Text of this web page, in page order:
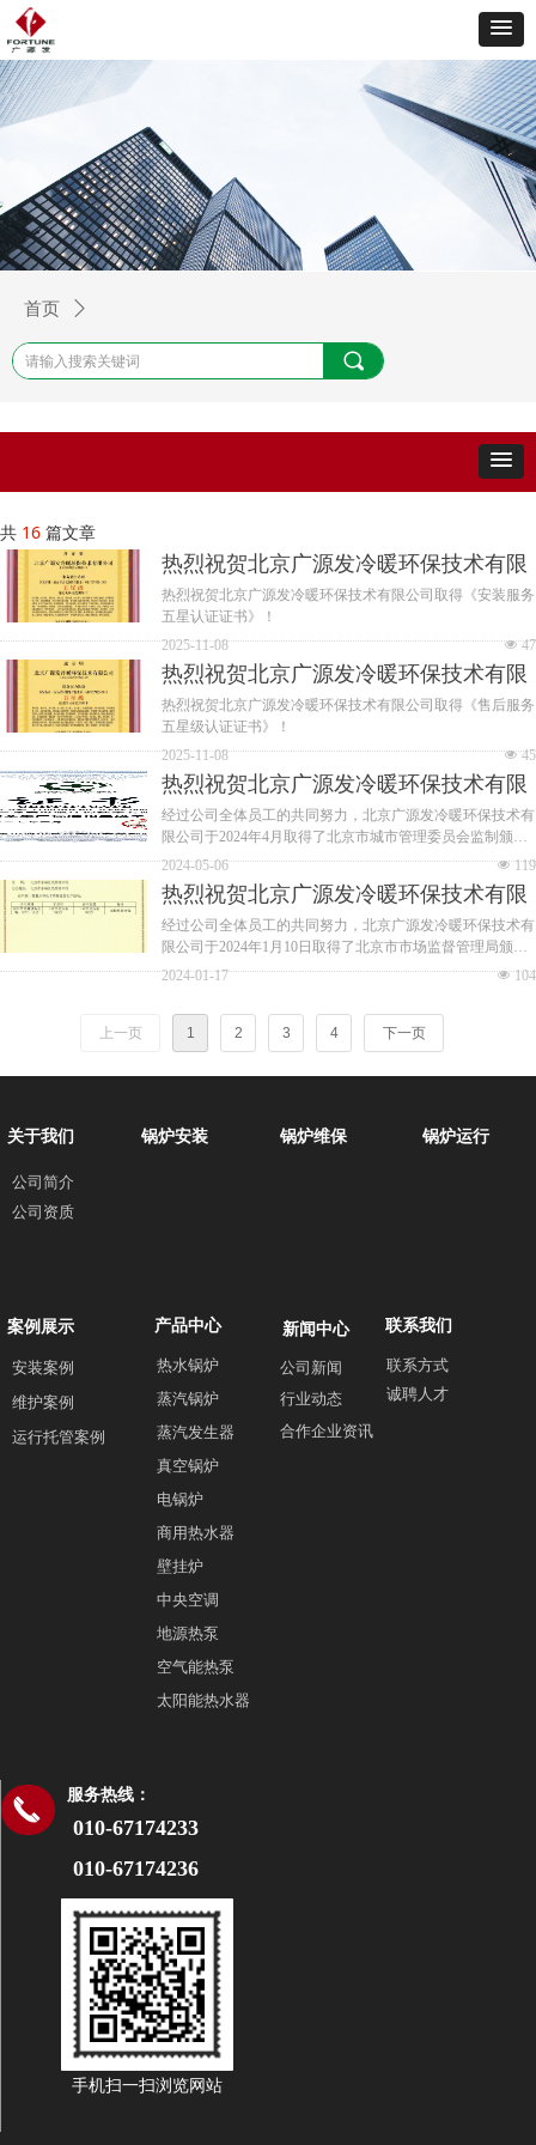
首页 ꄲ
끠
共 16 篇文章
热烈祝贺北京广源发冷暖环保技术有限
公司取得《安装服务五星认证证书》！
热烈祝贺北京广源发冷暖环保技术有限公司取得《安装服务
五星认证证书》！
넶 47
2025-11-08
热烈祝贺北京广源发冷暖环保技术有限
公司取得《售后服务五星级认证证
书》！
热烈祝贺北京广源发冷暖环保技术有限公司取得《售后服务
五星级认证证书》！
넶 45
2025-11-08
热烈祝贺北京广源发冷暖环保技术有限
公司取得《安全生产标准化二级单位》
证书！
经过公司全体员工的共同努力，北京广源发冷暖环保技术有
限公司于2024年4月取得了北京市城市管理委员会监制颁发
的《安全生产标准化二级单位》证书。
넶 119
2024-05-06
热烈祝贺北京广源发冷暖环保技术有限
公司取得《工业管道安装（GC2）级》
资质！
经过公司全体员工的共同努力，北京广源发冷暖环保技术有
限公司于2024年1月10日取得了北京市市场监督管理局颁发
的《工业管道安装（GC2）级》资质。
넶 104
2024-01-17
上一页 1 2 3 4 下一页
联系方式
诚聘人才
联系我们
公司新闻
行业动态
合作企业资讯
新闻中心
热水锅炉
蒸汽锅炉
蒸汽发生器
真空锅炉
电锅炉
商用热水器
壁挂炉
中央空调
地源热泵
空气能热泵
太阳能热水器
产品中心
安装案例
维护案例
运行托管案例
案例展示
公司简介
公司资质
关于我们 锅炉安装 锅炉维保 锅炉运行
手机扫一扫浏览网站
服务热线：
010-67174233
010-67174236
끅